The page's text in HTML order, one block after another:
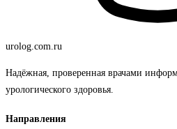
urolog .com.ru
Надёжная, проверенная врачами
урологического здоровья.
Направления